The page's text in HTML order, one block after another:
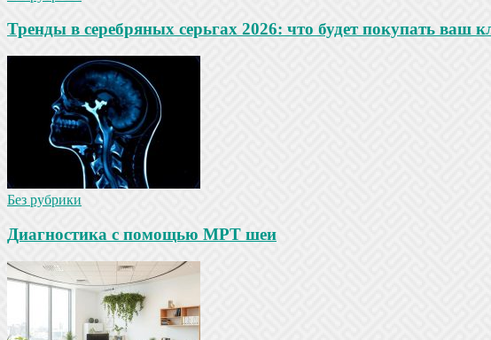
Тренды в серебряных серьгах 2026: что будет покупать ваш
Без рубрики
Диагностика с помощью МРТ шеи